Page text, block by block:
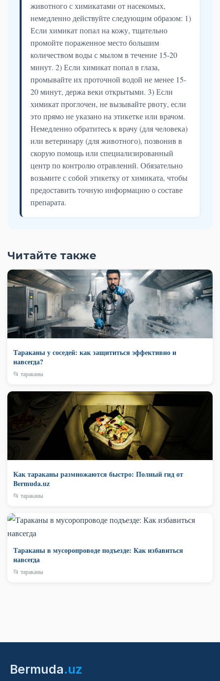
животного с химикатами от насекомых,
немедленно действуйте следующим образом: 1)
Если химикат попал на кожу, тщательно
промойте пораженное место большим
количеством воды с мылом в течение 15-20
минут. 2) Если химикат попал в глаза,
промывайте их проточной водой не менее 15-
20 минут, держа веки открытыми. 3) Если
химикат проглочен, не вызывайте рвоту, если
это прямо не указано на этикетке или врачом.
Немедленно обратитесь к врачу (для человека)
или ветеринару (для животного), позвонив в
скорую помощь или специализированный
центр по контролю отравлений. Обязательно
возьмите с собой этикетку от химиката, чтобы
предоставить точную информацию о составе
препарата.
Читайте также
Тараканы у соседей: как защититься эффективно и
навсегда?
📂 тараканы
Как тараканы размножаются быстро: Полный гид от
Bermuda.uz
📂 тараканы
Тараканы в мусоропроводе подъезде: Как избавиться
навсегда
📂 тараканы
Bermuda.uz